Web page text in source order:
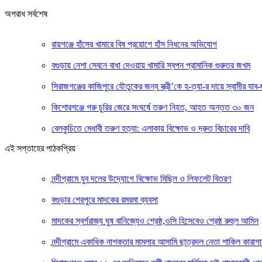
অপরাধ সর্বশেষ
রায়গঞ্জে হাঁসের খামারে বিষ প্রয়োগে হাঁস নিধনের অভিযোগ
বগুড়ায় নেশা সেবনে বাধা দেওয়ায় খামারি স্বপন প্রামানিক গুরুতর জখম
সিরাজগঞ্জের কাজিপুরে যৌতুকের জন্য স্ত্রী’কে হ-ত্যা-র দায়ে স্বামীর যাব-
কিশোরগঞ্জে গরু চুরির জেরে সংঘর্ষে তরুণ নিহত, আহত অন্তত ৩০ জন
বেলকুচিতে মেধাবী তরুণ হত্যা: এলাকায় বিক্ষোভ ও দ্রুত বিচারের দাবি
এই সপ্তাহের পাঠকপ্রিয়
নন্দীগ্রামে যুব দলের উদ্যোগে বিক্ষোভ মিছিল ও লিফলেট বিতরণ
বগুড়ার শেরপুরে মাদকের রমরমা ব্যবসা
মাদকের স্বর্গরাজ্য ঘুষ বানিজ্যেও শ্রেষ্ঠ,ওসি হিসেবেও শ্রেষ্ঠ রুহুল আমিন
নন্দীগ্রামে একাধিক নাশকতার মামলার আসামি ছাত্রদল নেতা শাকিল